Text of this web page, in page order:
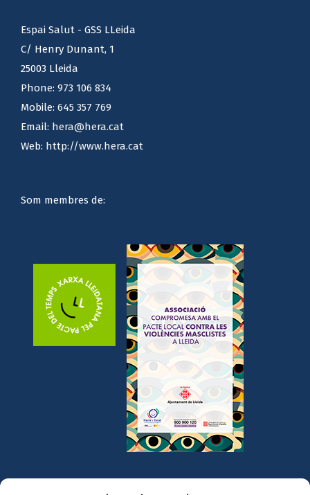
Espai Salut - GSS LLeida
C/ Henry Dunant, 1
25003 Lleida
Phone: 973 106 834
Mobile:645 357 769
Email:hera@hera.cat